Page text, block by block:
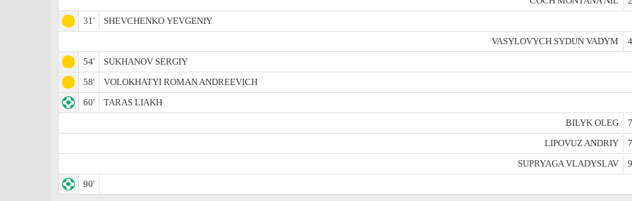
31'
SHEVCHENKO YEVGENIY
VASYLOVYCH SYDUN VADYM
54'
SUKHANOV SERGIY
58'
VOLOKHATYI ROMAN ANDREEVICH
60'
TARAS LIAKH
BILYK OLEG
LIPOVUZ ANDRIY
SUPRYAGA VLADYSLAV
90'